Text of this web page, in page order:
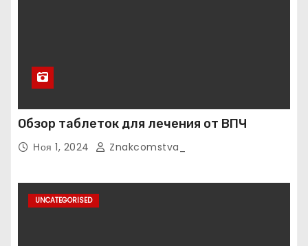
Обзор таблеток для лечения от ВПЧ
Ноя 1, 2024 Znakcomstva_
UNCATEGORISED